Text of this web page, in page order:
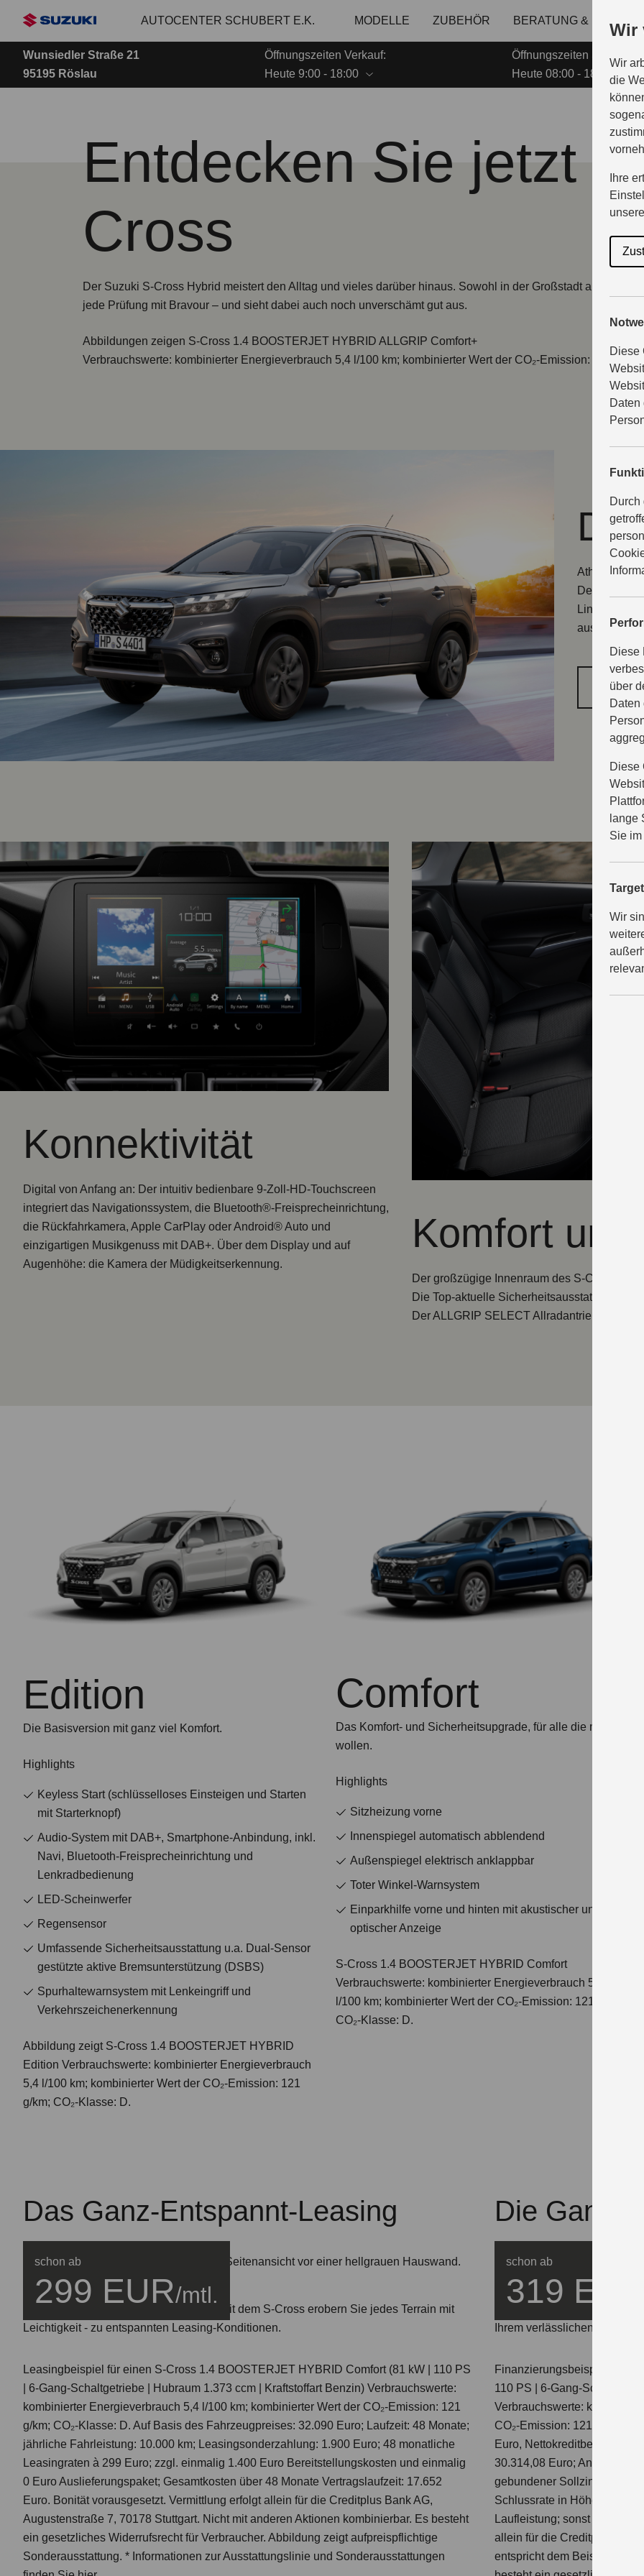
Wir
Wir
die
Ihre
Diese
Daten
Durch
Diese
über
Daten
Diese
lange
Sie
Wir
Hauptinhalt
AUTOCENTER SCHUBERT E.K. MODELLE ZUBEHÖR BERATUNG & KAUF
Wunsiedler Straße 21
95195 Röslau
Öffnungszeiten Verkauf:
Heute 9:00 - 18:00
Öffnungszeiten Service:
Heute 08:00 - 18:00
Entdecken Sie jetzt
Cross
Der Suzuki S-Cross Hybrid meistert den Alltag und vieles darüber hinaus. Sowohl in der Großstadt als auch
jede Prüfung mit Bravour – und sieht dabei auch noch unverschämt gut aus.
Abbildungen zeigen S-Cross 1.4 BOOSTERJET HYBRID ALLGRIP Comfort+
Verbrauchswerte: kombinierter Energieverbrauch 5,4 l/100 km; kombinierter Wert der CO₂-Emission: 129 g/km;
Athletisch im
Design des
aus der
Konnektivität
Digital von Anfang an: Der intuitiv bedienbare 9-Zoll-HD-Touchscreen
integriert das Navigationssystem, die Bluetooth®-Freisprecheinrichtung,
die Rückfahrkamera, Apple CarPlay oder Android® Auto und
einzigartigen Musikgenuss mit DAB+. Über dem Display und auf
Augenhöhe: die Kamera der Müdigkeitserkennung.
Komfort und
Der großzügige Innenraum des S-Cross
Die Top-aktuelle Sicherheitsausstattung
Der ALLGRIP SELECT Allradantrieb und
Edition
Die Basisversion mit ganz viel Komfort.
Highlights
Keyless Start (schlüsselloses Einsteigen und Starten
mit Starterknopf)
Audio-System mit DAB+, Smartphone-Anbindung, inkl.
Navi, Bluetooth-Freisprecheinrichtung und
Lenkradbedienung
LED-Scheinwerfer
Regensensor
Umfassende Sicherheitsausstattung u.a. Dual-Sensor
gestützte aktive Bremsunterstützung (DSBS)
Spurhaltewarnsystem mit Lenkeingriff und
Verkehrszeichenerkennung
Abbildung zeigt S-Cross 1.4 BOOSTERJET HYBRID
Edition Verbrauchswerte: kombinierter Energieverbrauch
5,4 l/100 km; kombinierter Wert der CO₂-Emission: 121
g/km; CO₂-Klasse: D.
Comfort
Das Komfort- und Sicherheitsupgrade, für alle die mehr
wollen.
Highlights
Sitzheizung vorne
Innenspiegel automatisch abblendend
Außenspiegel elektrisch anklappbar
Toter Winkel-Warnsystem
Einparkhilfe vorne und hinten mit akustischer und
optischer Anzeige
S-Cross 1.4 BOOSTERJET HYBRID Comfort
Verbrauchswerte: kombinierter Energieverbrauch 5,4
l/100 km; kombinierter Wert der CO₂-Emission: 121 g/km;
CO₂-Klasse: D.
Das Ganz-Entspannt-Leasing
schon ab
299 EUR/mtl.
Sicher unterwegs, ganz unkompliziert. Mit dem S-Cross erobern Sie jedes Terrain mit
Leichtigkeit - zu entspannten Leasing-Konditionen.
Leasingbeispiel für einen S-Cross 1.4 BOOSTERJET HYBRID Comfort (81 kW | 110 PS
| 6-Gang-Schaltgetriebe | Hubraum 1.373 ccm | Kraftstoffart Benzin) Verbrauchswerte:
kombinierter Energieverbrauch 5,4 l/100 km; kombinierter Wert der CO₂-Emission: 121
g/km; CO₂-Klasse: D. Auf Basis des Fahrzeugpreises: 32.090 Euro; Laufzeit: 48 Monate;
jährliche Fahrleistung: 10.000 km; Leasingsonderzahlung: 1.900 Euro; 48 monatliche
Leasingraten à 299 Euro; zzgl. einmalig 1.400 Euro Bereitstellungskosten und einmalig
0 Euro Aus­lieferungs­paket; Gesamtkosten über 48 Monate Vertragslaufzeit: 17.652
Euro. Bonität vorausgesetzt. Vermittlung erfolgt allein für die Creditplus Bank AG,
Augustenstraße 7, 70178 Stuttgart. Nicht mit anderen Aktionen kombinierbar. Es besteht
ein gesetzliches Widerrufsrecht für Verbraucher. Abbildung zeigt aufpreispflichtige
Sonder­ausstattung. * Informationen zur Ausstattungslinie und Sonderausstattungen
Die Ganz-
schon ab
319 EUR
Ihrem verlässlichen
Finanzierungsbeispiel für
110 PS | 6-Gang-
Verbrauchswerte:
CO₂-Emission: 121 g/km;
Euro, Nettokreditbetrag in
30.314,08 Euro;
gebundener Sollzinssatz
Schlussrate in Höhe von
Laufleistung; sonst
allein für die Creditplus Bank
entspricht dem Beispiel